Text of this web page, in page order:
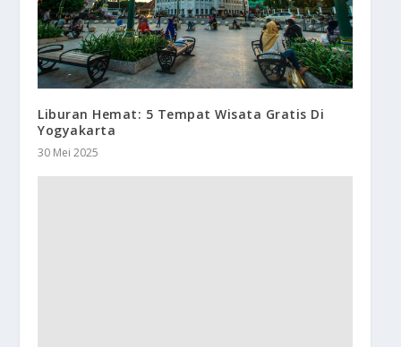
Liburan Hemat: 5 Tempat Wisata Gratis Di
Yogyakarta
30 Mei 2025